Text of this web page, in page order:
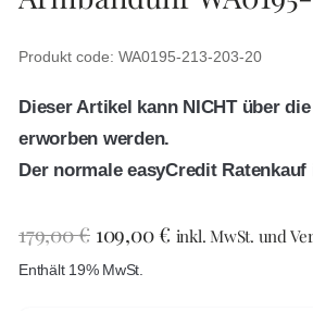
Produkt code: WA0195-213-203-20
Dieser Artikel kann NICHT über
erworben werden.
Der normale easyCredit
179,00€ 109,00€ inkl. MwSt. und
Enthält 19% MwSt.